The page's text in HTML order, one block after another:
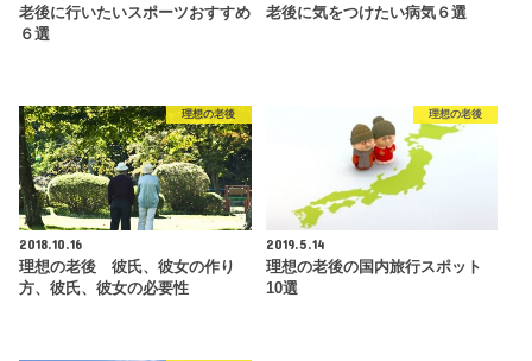
老後に行いたいスポーツおすすめ
６選
老後に気をつけたい病気６選
理想の老後
2018.10.16
理想の老後 彼氏、彼女の作り
方、彼氏、彼女の必要性
理想の老後
2019.5.14
理想の老後の国内旅行スポット
10選